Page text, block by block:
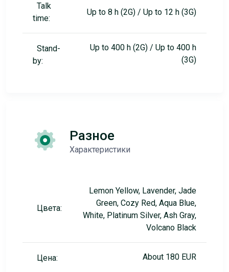
Talk
time:
Up to 8 h (2G) / Up to 12 h (3G)
Stand-
by:
Up to 400 h (2G) / Up to 400 h
(3G)
Разное
Характеристики
Цвета:
Lemon Yellow, Lavender, Jade
Green, Cozy Red, Aqua Blue,
White, Platinum Silver, Ash Gray,
Volcano Black
Цена: About 180 EUR